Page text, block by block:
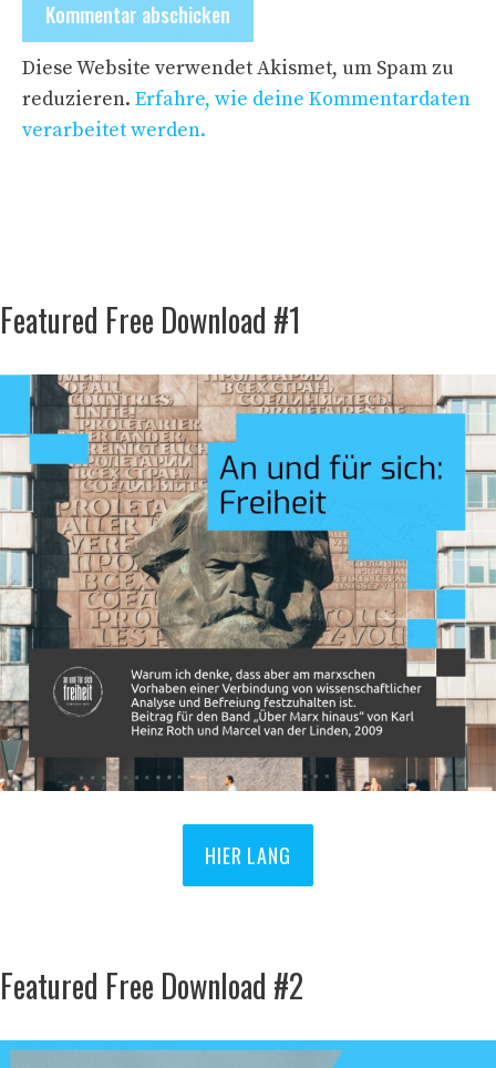
Diese Website verwendet Akismet, um Spam zu
reduzieren. Erfahre, wie deine Kommentardaten
verarbeitet werden.
Featured Free Download #1
HIER LANG
Featured Free Download #2